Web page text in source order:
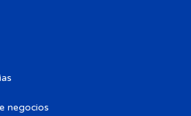
negocios